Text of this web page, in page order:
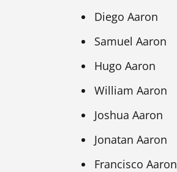
Diego Aaron
Samuel Aaron
Hugo Aaron
William Aaron
Joshua Aaron
Jonatan Aaron
Francisco Aaron